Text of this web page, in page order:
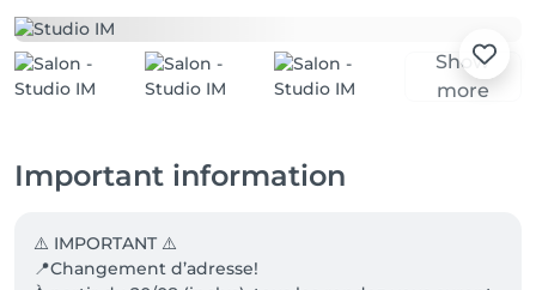
Show
more
Important information
⚠️ IMPORTANT ⚠️
📍Changement d’adresse!